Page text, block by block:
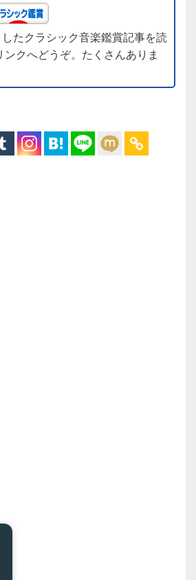
たクラシック音楽鑑賞記事を読
クへどうぞ。たくさんありま